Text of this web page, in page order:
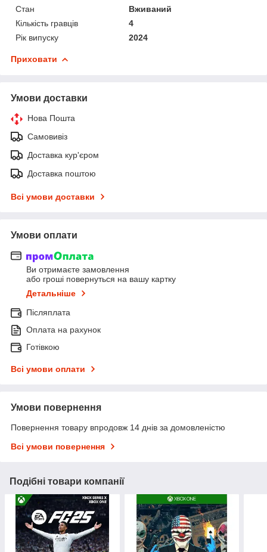
Стан
Вживаний
Кількість гравців
4
Рік випуску
2024
Приховати
Умови доставки
Нова Пошта
Самовивіз
Доставка кур'єром
Доставка поштою
Всі умови доставки
Умови оплати
Ви отримаєте замовлення
або гроші повернуться на вашу картку
Детальніше
Післяплата
Оплата на рахунок
Готівкою
Всі умови оплати
Умови повернення
Повернення товару впродовж 14 днів за домовленістю
Всі умови повернення
Подібні товари компанії